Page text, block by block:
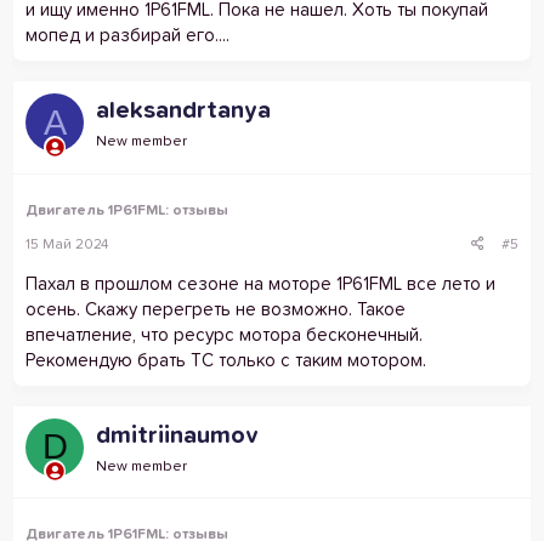
и ищу именно 1P61FML. Пока не нашел. Хоть ты покупай
мопед и разбирай его....
A aleksandrtanya
New member
Двигатель 1P61FML: отзывы
15 Май 2024 #5
Пахал в прошлом сезоне на моторе 1P61FML все лето и
осень. Скажу перегреть не возможно. Такое
впечатление, что ресурс мотора бесконечный.
Рекомендую брать ТС только с таким мотором.
D dmitriinaumov
New member
Двигатель 1P61FML: отзывы